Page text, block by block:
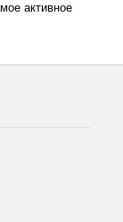
активное